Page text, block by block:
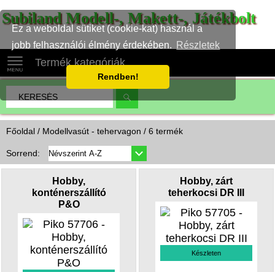
Ez a weboldal sütiket (cookie-kat) használ a
jobb felhasználói élmény érdekében.
Részletek
Rendben!
Subiland Modell-, Makett-, Játékbolt
Termék kategóriák
Főoldal / Modellvasút - tehervagon / 6 termék
Sorrend:
Hobby,
konténerszállító
P&O
Hobby, zárt
teherkocsi DR III
Készleten